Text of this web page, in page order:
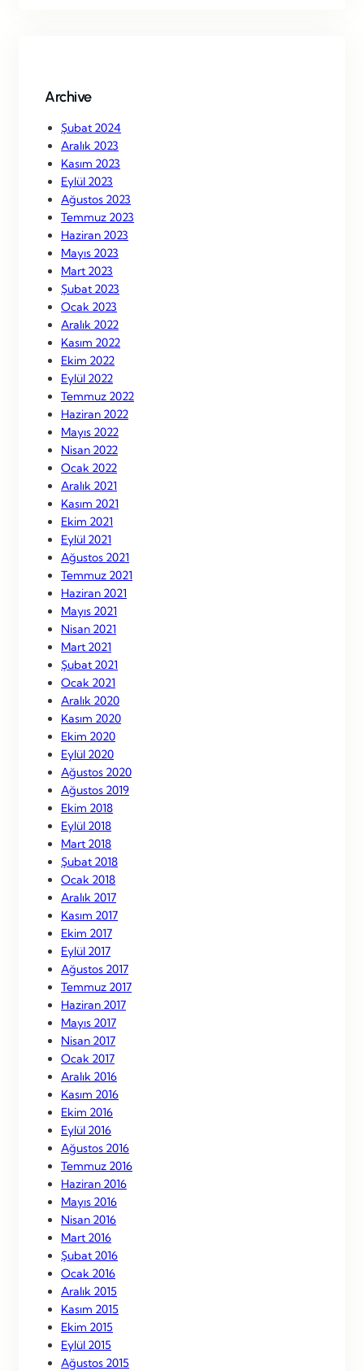
Archive
Şubat 2024
Aralık 2023
Kasım 2023
Eylül 2023
Ağustos 2023
Temmuz 2023
Haziran 2023
Mayıs 2023
Mart 2023
Şubat 2023
Ocak 2023
Aralık 2022
Kasım 2022
Ekim 2022
Eylül 2022
Temmuz 2022
Haziran 2022
Mayıs 2022
Nisan 2022
Ocak 2022
Aralık 2021
Kasım 2021
Ekim 2021
Eylül 2021
Ağustos 2021
Temmuz 2021
Haziran 2021
Mayıs 2021
Nisan 2021
Mart 2021
Şubat 2021
Ocak 2021
Aralık 2020
Kasım 2020
Ekim 2020
Eylül 2020
Ağustos 2020
Ağustos 2019
Ekim 2018
Eylül 2018
Mart 2018
Şubat 2018
Ocak 2018
Aralık 2017
Kasım 2017
Ekim 2017
Eylül 2017
Ağustos 2017
Temmuz 2017
Haziran 2017
Mayıs 2017
Nisan 2017
Ocak 2017
Aralık 2016
Kasım 2016
Ekim 2016
Eylül 2016
Ağustos 2016
Temmuz 2016
Haziran 2016
Mayıs 2016
Nisan 2016
Mart 2016
Şubat 2016
Ocak 2016
Aralık 2015
Kasım 2015
Ekim 2015
Eylül 2015
Ağustos 2015